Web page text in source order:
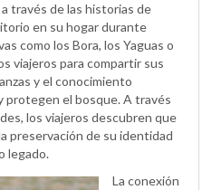
través de las historias de
en su hogar durante
como los Bora, los Yaguas o
viajeros para compartir sus
y el conocimiento
protegen el bosque. A través
los viajeros descubren que
preservación de su identidad
legado.
La conexión